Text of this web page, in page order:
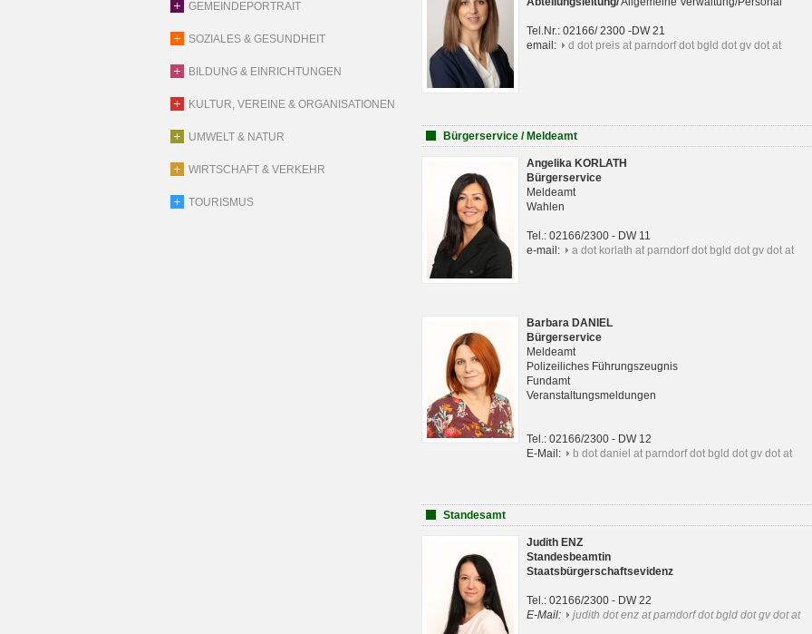
GEMEINDEPORTRAIT
SOZIALES & GESUNDHEIT
BILDUNG & EINRICHTUNGEN
KULTUR, VEREINE & ORGANISATIONEN
UMWELT & NATUR
WIRTSCHAFT & VERKEHR
TOURISMUS
Tel.Nr.: 02166/ 2300 -DW 21
email:
d dot preis at parndorf dot bgld dot gv dot at
Bürgerservice / Meldeamt
Angelika KORLATH
Bürgerservice
Meldeamt
Wahlen
Tel.: 02166/2300 - DW 11
e-mail:
a dot korlath at parndorf dot bgld dot gv dot at
Barbara DANIEL
Bürgerservice
Meldeamt
Polizeiliches Führungszeugnis
Fundamt
Veranstaltungsmeldungen
Tel.: 02166/2300 - DW 12
E-Mail:
b dot daniel at parndorf dot bgld dot gv dot at
Standesamt
Judith ENZ
Standesbeamtin
Staatsbürgerschaftsevidenz
Tel.: 02166/2300 - DW 22
E-Mail:
judith dot enz at parndorf dot bgld dot gv dot at